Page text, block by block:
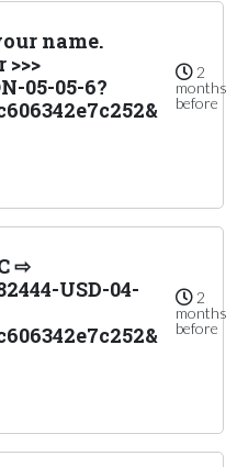
name.
05-05-6?
2
months
before
⇨
USD-04-
2
months
before